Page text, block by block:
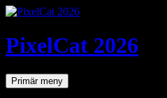
PixelCat 2026
SökPrimär meny Gå
till